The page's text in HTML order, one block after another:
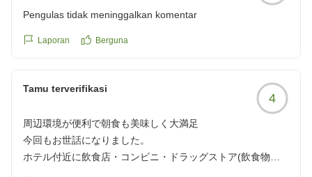
Pengulas tidak meninggalkan komentar
Laporan Berguna
Tamu terverifikasi
4
周辺環境が便利で朝食も美味しく大満足
今回もお世話になりました。
ホテル付近に飲食店・コンビニ・ドラッグストア(飲食物も